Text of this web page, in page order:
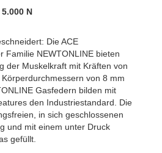
N
Die ACE
Familie NEWTONLINE bieten
der Muskelkraft mit Kräften von
von 8 mm
Gasfedern bilden mit
den Industriestandard. Die
in sich geschlossenen
und mit einem unter Druck
gefüllt.